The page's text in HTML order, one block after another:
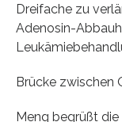
Dreifache zu
Adenosin-
Brücke zwischen
Meng begrüßt